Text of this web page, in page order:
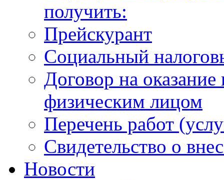
получить:
Прейскурант
Социальный
Договор на
физическим лицом
Перечень работ
Свидетельство о
Новости